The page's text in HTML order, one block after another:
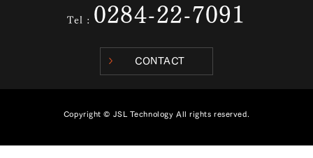
Tel : 0284-22-7091
CONTACT
Copyright © JSL Technology All rights reserved.